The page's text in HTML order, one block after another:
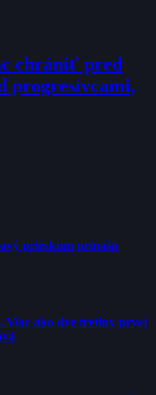
chrániť pred
progresívcami,
prieskum prináša
Viac ako dve tretiny prvej